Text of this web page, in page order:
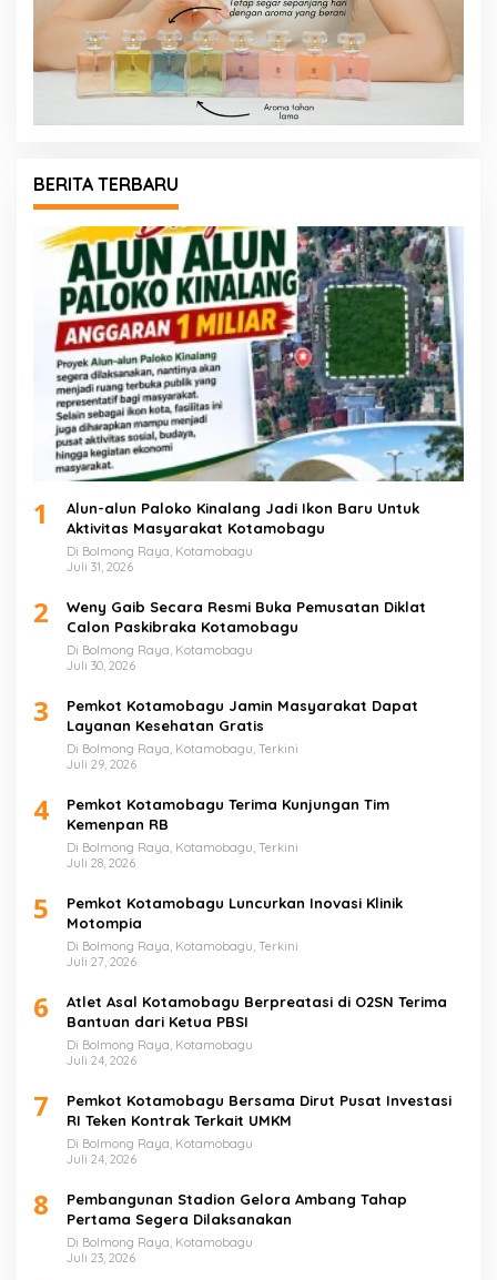
BERITA TERBARU
1
Alun-alun Paloko Kinalang Jadi Ikon Baru Untuk
Aktivitas Masyarakat Kotamobagu
Di Bolmong Raya, Kotamobagu
Juli 31, 2026
2
Weny Gaib Secara Resmi Buka Pemusatan Diklat
Calon Paskibraka Kotamobagu
Di Bolmong Raya, Kotamobagu
Juli 30, 2026
3
Pemkot Kotamobagu Jamin Masyarakat Dapat
Layanan Kesehatan Gratis
Di Bolmong Raya, Kotamobagu, Terkini
Juli 29, 2026
4
Pemkot Kotamobagu Terima Kunjungan Tim
Kemenpan RB
Di Bolmong Raya, Kotamobagu, Terkini
Juli 28, 2026
5
Pemkot Kotamobagu Luncurkan Inovasi Klinik
Motompia
Di Bolmong Raya, Kotamobagu, Terkini
Juli 27, 2026
6
Atlet Asal Kotamobagu Berpreatasi di O2SN Terima
Bantuan dari Ketua PBSI
Di Bolmong Raya, Kotamobagu
Juli 24, 2026
7
Pemkot Kotamobagu Bersama Dirut Pusat Investasi
RI Teken Kontrak Terkait UMKM
Di Bolmong Raya, Kotamobagu
Juli 24, 2026
8
Pembangunan Stadion Gelora Ambang Tahap
Pertama Segera Dilaksanakan
Di Bolmong Raya, Kotamobagu
Juli 23, 2026